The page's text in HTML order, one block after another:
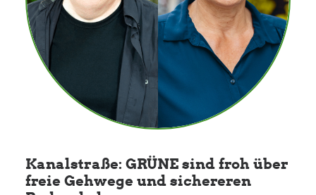
Kanalstraße: GRÜNE sind froh über
freie Gehwege und sichereren